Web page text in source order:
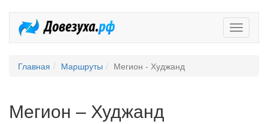
Главная Маршруты Мегион - Худжанд
Мегион – Худжанд